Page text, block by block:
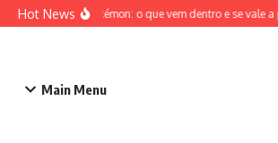
Ir para o conteúdo
Hot NewsETB Pokémon: o que vem dentro e se vale a
Main Menu